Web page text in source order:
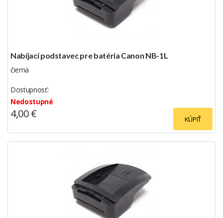
Nabíjací podstavec pre batéria Canon NB-1L
čierna
Dostupnosť:
Nedostupné
KÚPIŤ
4,00 €